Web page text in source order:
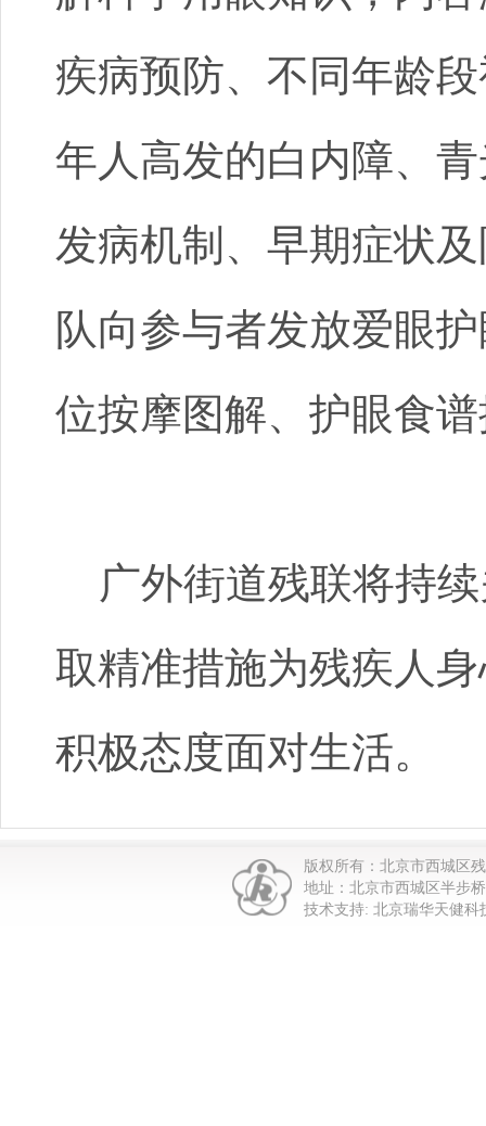
疾病预防、不同年龄
年人高发的白内障、
发病机制、早期症状
队向参与者发放爱眼
位按摩图解、护眼食
广外街道残联将持续
取精准措施为残疾人
积极态度面对生活。
版权所有：北京市西城
地址：北京市西城区半步
技术支持: 北京瑞华天健科